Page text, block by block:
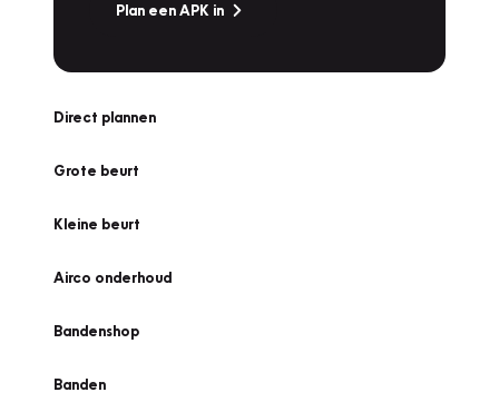
Plan een APK in
Direct plannen
Grote beurt
Kleine beurt
Airco onderhoud
Bandenshop
Banden